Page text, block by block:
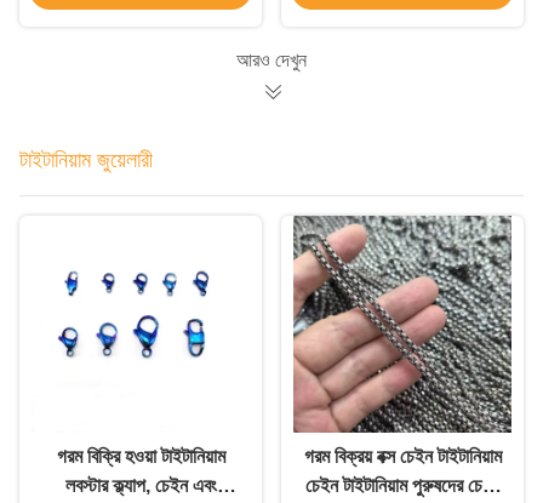
আরও দেখুন
টাইটানিয়াম জুয়েলারী
গরম বিক্রি হওয়া টাইটানিয়াম
লবস্টার ক্ল্যাপ, চেইন এবং
গরম বিক্রয় বক্স চেইন টাইটানিয়াম
চেইন টাইটানিয়াম পুরুষদের চেইন